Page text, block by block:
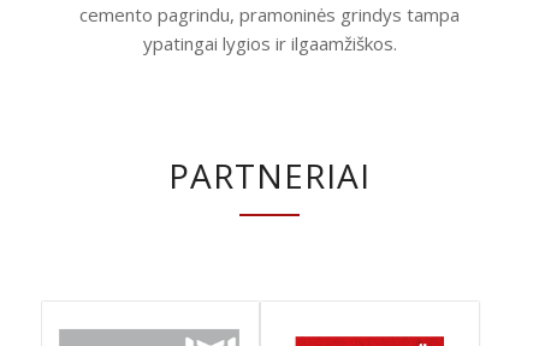
cemento pagrindu, pramoninės grindys tampa
ypatingai lygios ir ilgaamžiškos.
PARTNERIAI